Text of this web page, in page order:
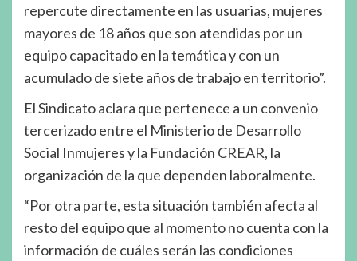
repercute directamente en las usuarias, mujeres
mayores de 18 años que son atendidas por un
equipo capacitado en la temática y con un
acumulado de siete años de trabajo en territorio”.
El Sindicato aclara que pertenece a un convenio
tercerizado entre el Ministerio de Desarrollo
Social Inmujeres y la Fundación CREAR, la
organización de la que dependen laboralmente.
“Por otra parte, esta situación también afecta al
resto del equipo que al momento no cuenta con la
información de cuáles serán las condiciones